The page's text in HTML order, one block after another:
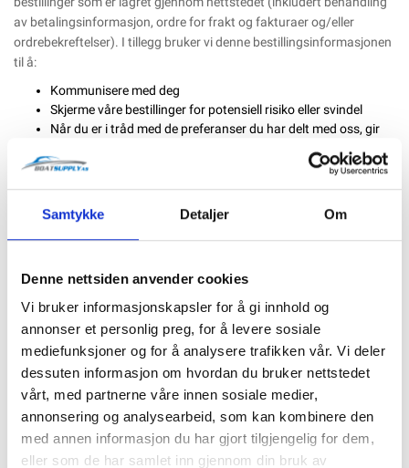
Samtykke Detaljer Om
Denne nettsiden anvender cookies
Vi bruker informasjonskapsler for å gi innhold og
annonser et personlig preg, for å levere sosiale
mediefunksjoner og for å analysere trafikken vår. Vi deler
dessuten informasjon om hvordan du bruker nettstedet
vårt, med partnerne våre innen sosiale medier,
annonsering og analysearbeid, som kan kombinere den
med annen informasjon du har gjort tilgjengelig for dem,
eller som de har samlet inn gjennom din bruk av
av betalingsinformasjon, ordre for frakt og fakturaer og/eller
ordrebekreftelser). I tillegg bruker vi denne bestillingsinformasjonen
til å:
Kommunisere med deg
Skjerme våre bestillinger for potensiell risiko eller svindel
Når du er i tråd med de preferanser du har delt med oss, gir
tjenester.
skjerme for mulig risiko og svindel (spesielt din IP-adresse) og mer
generelt for å forbedre og optimalisere nettstedet vårt (for eksempel
Nettstedet).
BEHANDLING AV DIN PERSONLIGE INFORMASJON
Vi kan dele enkelte av dine personlige opplysninger med tredjeparter
for å hjelpe oss med å bruke dine personlige opplysninger, som
beskrevet ovenfor. For eksempel bruker vi Telaris til å drive
nettbutikken vår. Du kan lese mer om hvordan Telaris bruker dine
personlige opplysninger her: https://www.telaris.no/legal/privacy.
Vi bruker også Google Analytics til å hjelpe oss med å forstå
hvordan våre kunder bruker nettstedet. Du kan lese mer om
hvordan Google bruker dine personlige opplysninger her: